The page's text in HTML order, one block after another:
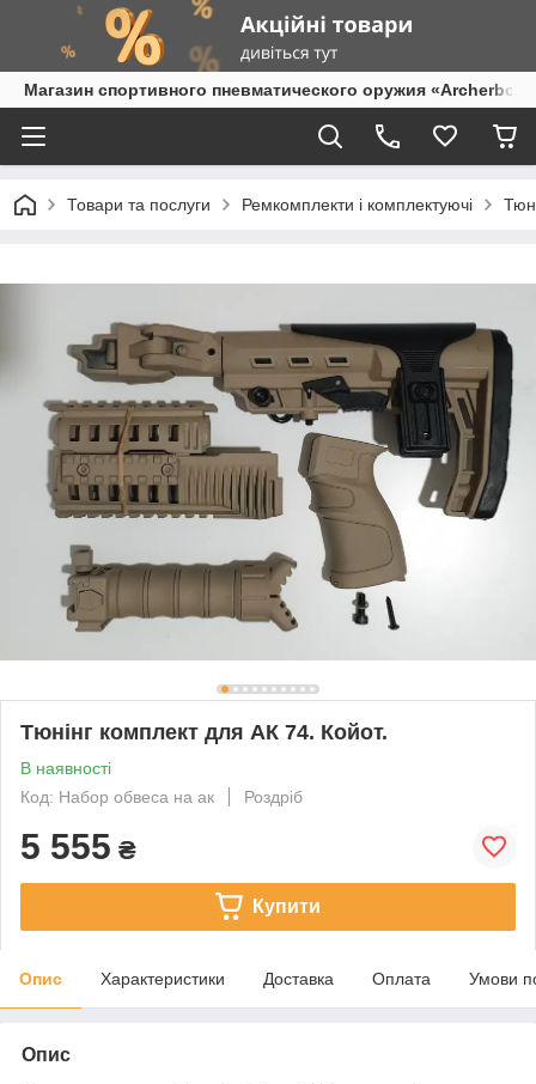
Магазин спортивного пневматического оружия
Товари та послуги Ремкомплекти і комплектуючі
Тюнінг комплект для АК 74. Койот.
В наявності
Код: Набор обвеса на ак
Роздріб
5 555 ₴
Купити
Опис Характеристики Доставка Оплата Умови
Опис